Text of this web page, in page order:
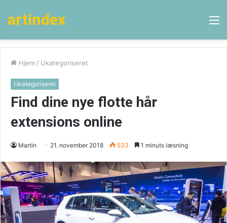
artindex
Hjem / Ukategoriseret
Ukategoriseret
Find dine nye flotte hår
extensions online
Martin 21. november 2018 533 1 minuts læsning